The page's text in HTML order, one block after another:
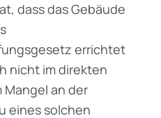
dass das Gebäude
errichtet
nicht im direkten
Mangel an der
eines solchen